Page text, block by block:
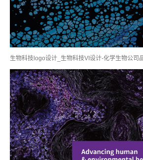
生物科技logo设计_生物科技VI设计-化学生物公司